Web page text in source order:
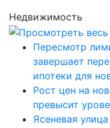
Недвижимость
Пересмотр
завершает
ипотеки для
Рост цен на
превысит
Ясеневая